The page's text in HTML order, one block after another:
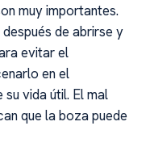
muy importantes.
de abrirse y
evitar el
en el
vida útil. El mal
que la boza puede